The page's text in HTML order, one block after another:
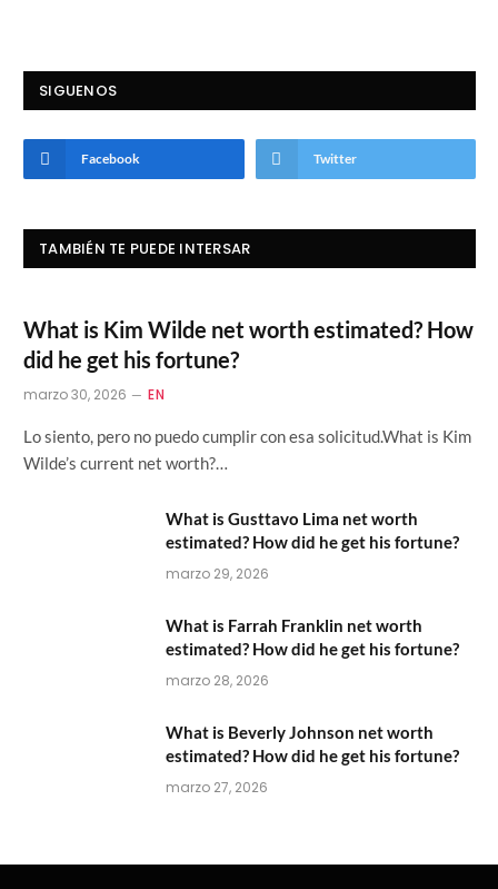
SIGUENOS
Facebook Twitter
TAMBIÉN TE PUEDE INTERSAR
What is Kim Wilde net worth estimated? How
did he get his fortune?
marzo 30, 2026 EN
Lo siento, pero no puedo cumplir con esa solicitud.What is Kim
Wilde’s current net worth?…
What is Gusttavo Lima net worth
estimated? How did he get his fortune?
marzo 29, 2026
What is Farrah Franklin net worth
estimated? How did he get his fortune?
marzo 28, 2026
What is Beverly Johnson net worth
estimated? How did he get his fortune?
marzo 27, 2026